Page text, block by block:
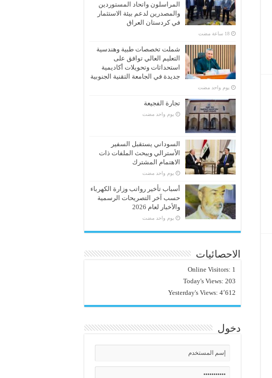
المراسلون واتحاد المستوردين
والمصدرين لدعم بيئة الاستثمار
في كردستان العراق
شملت تخصصات طبية وهندسية
التعليم العالي توافق على
استحداثات وتحويلات أكاديمية
جديدة في الجامعة التقنية الجنوبية
‏يوم واحد مضت
تجارة الفجيعة
‏يوم واحد مضت
السوداني يستقبل السفير
الأسترالي ويبحث الملفات ذات
الاهتمام المشترك
‏يوم واحد مضت
أسباب تأخير رواتب وزارة الكهرباء
حسب آخر التصريحات الرسمية
والأخبار لعام 2026
‏يوم واحد مضت
الاحصائيات
Online Visitors: 1
Today's Views: 203
Yesterday's Views: 4٬612
دخول